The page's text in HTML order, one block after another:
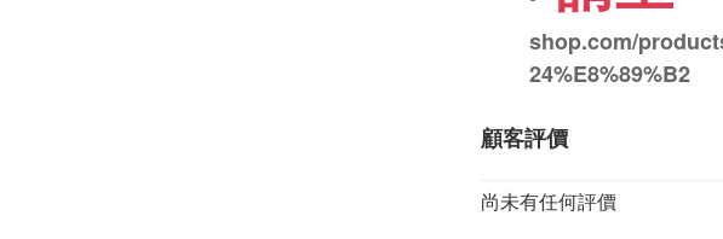
shop.com/
24%E8%89%B2
顧客評價
尚未有任何評價